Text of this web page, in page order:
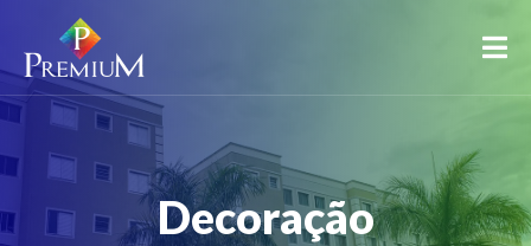
Decoração